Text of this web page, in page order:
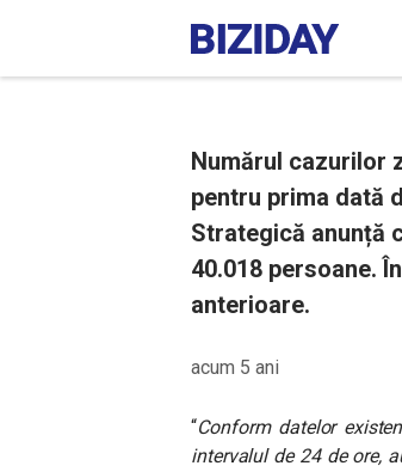
Numărul cazurilor
pentru prima dată
Strategică anunță
40.018 persoane.
anterioare.
acum 5 ani
“Conform datelor
intervalul de 24 de ore,